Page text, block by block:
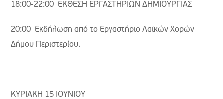
18:00-22:00 ΕΚΘΕΣΗ ΕΡΓΑΣΤΗΡΙΩΝ ΔΗΜΙΟΥΡΓΙΑΣ
20:00 Εκδήλωση από το Εργαστήριο Λαϊκών Χορών
Δήμου Περιστερίου.
ΚΥΡΙΑΚΗ 15 ΙΟΥΝΙΟΥ